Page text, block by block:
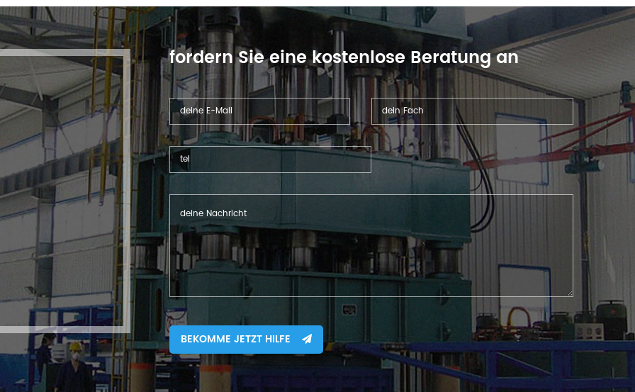
fordern Sie eine kostenlose Beratung an
BEKOMME JETZT HILFE